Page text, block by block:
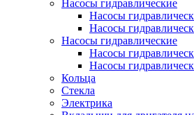
Насосы гидравлические
Насосы
Насосы
Насосы гидравлические
Насосы
Насосы
Кольца
Стекла
Электрика